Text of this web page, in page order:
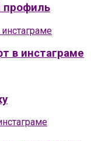
профиль
в инстаграме